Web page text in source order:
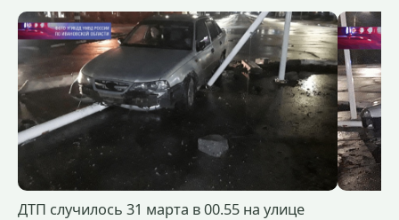
ДТП случилось 31 марта в 00.55 на улице